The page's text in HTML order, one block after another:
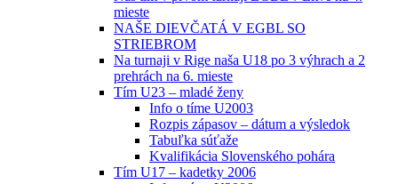
mieste
NAŠE DIEVČATÁ V EGBL SO
STRIEBROM
Na turnaji v Rige naša U18 po 3 výhrach a 2
prehrách na 6. mieste
Tím U23 – mladé ženy
Info o tíme U2003
Rozpis zápasov – dátum a výsledok
Tabuľka súťaže
Kvalifikácia Slovenského pohára
Tím U17 – kadetky 2006